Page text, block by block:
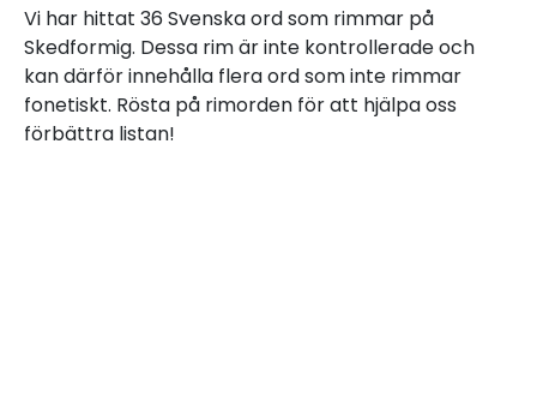
Vi har hittat 36 Svenska ord som rimmar på
Skedformig. Dessa rim är inte kontrollerade och
kan därför innehålla flera ord som inte rimmar
fonetiskt. Rösta på rimorden för att hjälpa oss
förbättra listan!